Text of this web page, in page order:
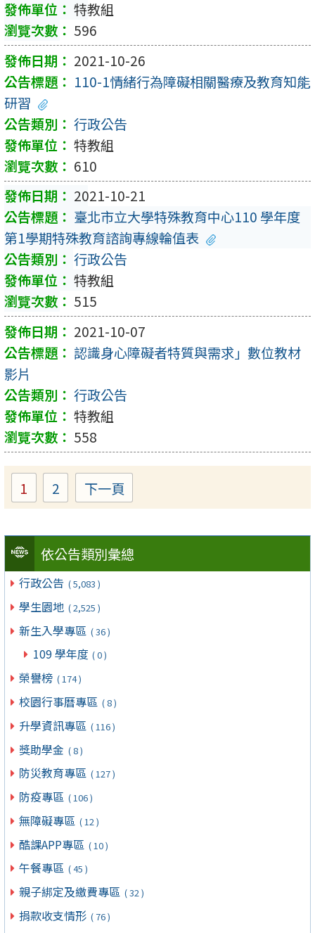
依公告類別彙總
行政公告 ( 5,083 )
學生園地 ( 2,525 )
新生入學專區 ( 36 )
109 學年度 ( 0 )
榮譽榜 ( 174 )
校園行事曆專區 ( 8 )
升學資訊專區 ( 116 )
獎助學金 ( 8 )
防災教育專區 ( 127 )
防疫專區 ( 106 )
無障礙專區 ( 12 )
酷課APP專區 ( 10 )
午餐專區 ( 45 )
親子綁定及繳費專區 ( 32 )
捐款收支情形 ( 76 )
特教組
596
2021-10-26
110-1情緒行為障礙相關醫療及教育知能
研習
行政公告
特教組
610
2021-10-21
臺北市立大學特殊教育中心110 學年度
第1學期特殊教育諮詢專線輪值表
行政公告
特教組
515
2021-10-07
認識身心障礙者特質與需求」數位教材
影片
行政公告
特教組
558
Page
1 Page
2 下一頁